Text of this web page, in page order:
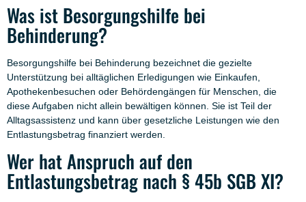
Was ist Besorgungshilfe bei
Behinderung?
Besorgungshilfe bei Behinderung bezeichnet die gezielte
Unterstützung bei alltäglichen Erledigungen wie Einkaufen,
Apothekenbesuchen oder Behördengängen für Menschen, die
diese Aufgaben nicht allein bewältigen können. Sie ist Teil der
Alltagsassistenz und kann über gesetzliche Leistungen wie den
Entlastungsbetrag finanziert werden.
Wer hat Anspruch auf den
Entlastungsbetrag nach § 45b SGB XI?